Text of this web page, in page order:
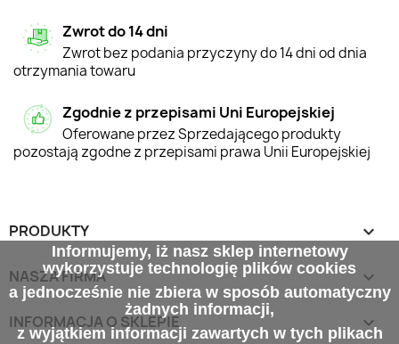
Informujemy, iż nasz sklep internetowy
wykorzystuje technologię plików cookies
a jednocześnie nie zbiera w sposób automatyczny
żadnych informacji,
z wyjątkiem informacji zawartych w tych plikach
Zwrot do 14 dni
Zwrot bez podania przyczyny do 14 dni od dnia
otrzymania towaru
Zgodnie z przepisami Uni Europejskiej
Oferowane przez Sprzedającego produkty
pozostają zgodne z przepisami prawa Unii Europejskiej
PRODUKTY 
NASZA FIRMA 
INFORMACJA O SKLEPIE keyboard_arrow_down